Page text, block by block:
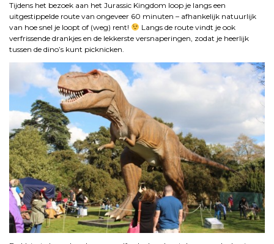
Tijdens het bezoek aan het Jurassic Kingdom loop je langs een
uitgestippelde route van ongeveer 60 minuten – afhankelijk natuurlijk
van hoe snel je loopt of (weg) rent!
Langs de route vindt je ook
verfrissende drankjes en de lekkerste versnaperingen, zodat je heerlijk
tussen de dino’s kunt picknicken.